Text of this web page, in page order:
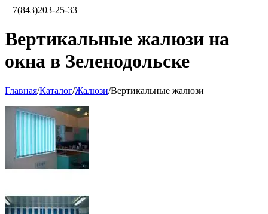
+7(843)203-25-33
Вертикальные жалюзи на
окна в Зеленодольске
Главная/Каталог/Жалюзи/Вертикальные жалюзи